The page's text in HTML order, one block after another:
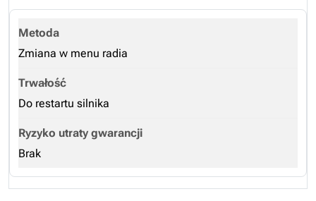
Zmiana w menu radia
Do restartu silnika
Brak